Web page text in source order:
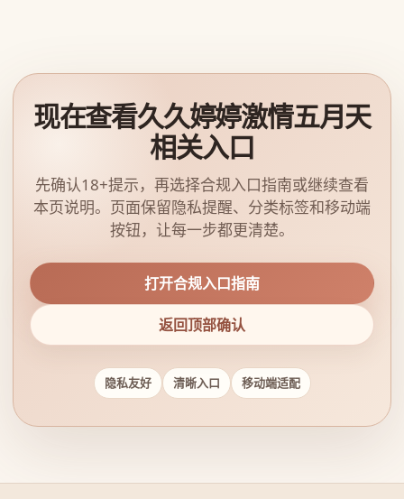
现在查看久久婷婷激情五月天
相关入口
先确认18+提示，再选择合规入口指南或继续查看
本页说明。页面保留隐私提醒、分类标签和移动端
按钮，让每一步都更清楚。
打开合规入口指南
返回顶部确认
隐私友好 清晰入口 移动端适配